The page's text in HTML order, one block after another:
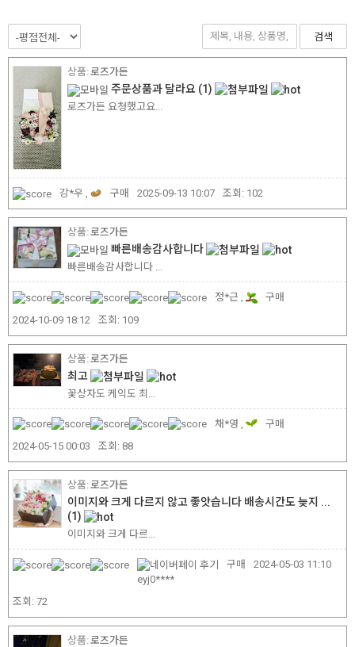
검색
로즈가든
주문상품과 달라요 (1)
로즈가든 요청했고요...
강*우 , 구매 2025-09-13 10:07 조회: 102
로즈가든
빠른배송감사합니다
빠른배송감사합니다 ...
정*근 ,
구매
2024-10-09 18:12
조회: 109
로즈가든
최고
꽃상자도 케익도 최...
채*영 ,
구매
2024-05-15 00:03
조회: 88
로즈가든
이미지와 크게 다르지 않고 좋앗습니다 배송시간도 늦지 ...
(1)
이미지와 크게 다르...
eyj0****
구매 2024-05-03 11:10
조회: 72
로즈가든